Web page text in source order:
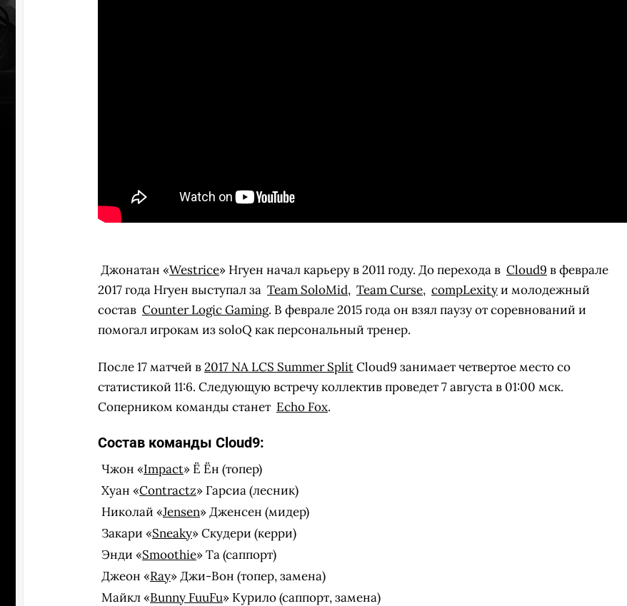
Джонатан «Westrice» Нгуен начал карьеру в 2011 году. До перехода в Cloud9 в феврале
2017 года Нгуен выступал за Team SoloMid, Team Curse, compLexityи молодежный
состав Counter Logic Gaming. В феврале 2015 года он взял паузу от соревнований и
помогал игрокам из soloQ как персональный тренер.
После 17 матчей в2017 NA LCS Summer SplitCloud9 занимает четвертое место со
статистикой 11:6. Следующую встречу коллектив проведет 7 августа в 01:00 мск.
Соперником команды станет Echo Fox.
Состав команды Cloud9:
Чжон «Impact» Ё Ён (топер)
Хуан «Contractz» Гарсиа (лесник)
Николай «Jensen» Дженсен (мидер)
Закари «Sneaky» Скудери (керри)
Энди «Smoothie» Та (саппорт)
Джеон «Ray» Джи-Вон (топер, замена)
Майкл «Bunny FuuFu» Курило (саппорт, замена)
УЧАСТВОВАТЬ ЗАБРАТЬ